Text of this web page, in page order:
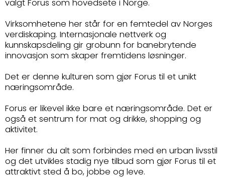
valgt Forus som hovedsete i Norge.
Virksomhetene her står for en femtedel av Norges
verdiskaping. Internasjonale nettverk og
kunnskapsdeling gir grobunn for banebrytende
innovasjon som skaper fremtidens løsninger.
Det er denne kulturen som gjør Forus til et unikt
næringsområde.
Forus er likevel ikke bare et næringsområde. Det er
også et sentrum for mat og drikke, shopping og
aktivitet.
Her finner du alt som forbindes med en urban livsstil
og det utvikles stadig nye tilbud som gjør Forus til et
attraktivt sted å bo, jobbe og leve.